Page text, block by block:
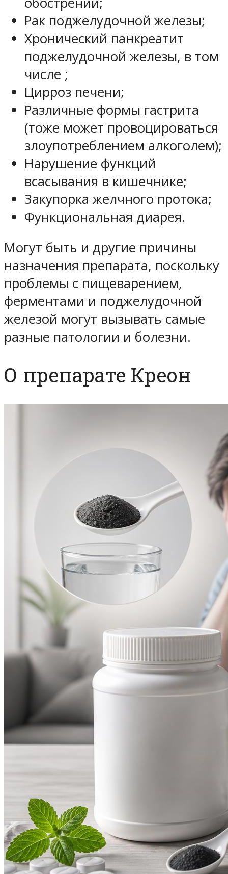
Рак поджелудочной железы;
Хронический панкреатит
поджелудочной железы, в том
числе ;
Цирроз печени;
Различные формы гастрита
(тоже может провоцироваться
злоупотреблением алкоголем);
Нарушение функций
всасывания в кишечнике;
Закупорка желчного протока;
Функциональная диарея.
Могут быть и другие причины
назначения препарата, поскольку
проблемы с пищеварением,
ферментами и поджелудочной
железой могут вызывать самые
разные патологии и болезни.
О препарате Креон